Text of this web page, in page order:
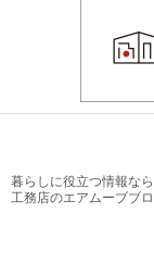
暮らしに役立つ情報なら
工務店のエアムーブブ